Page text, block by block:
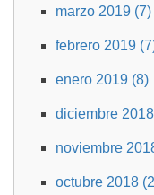
marzo 2019 (7)
febrero 2019
enero 2019 (8)
diciembre
noviembre
octubre 2018